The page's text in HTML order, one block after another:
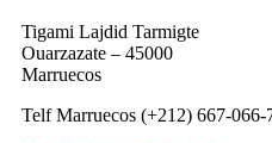
Tigami Lajdid Tarmigte
Ouarzazate – 45000
Marruecos
Telf Marruecos (+212) 667-066-